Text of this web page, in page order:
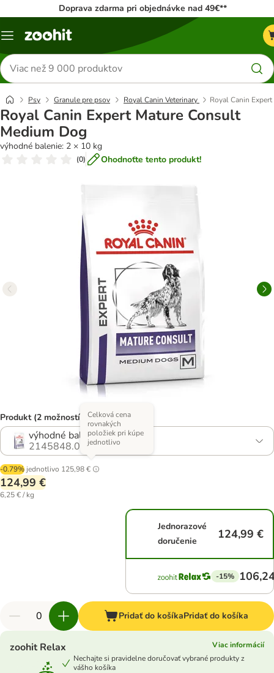
Doprava zdarma pri objednávke nad 49€**
Kategórie
Hľadať
produkty
Psy Granule pre psov Royal Canin Veterinary Royal Canin
Royal Canin Expert Mature Consult
Medium Dog
výhodné balenie: 2 × 10 kg
(0) Ohodnoťte tento produkt!
Produkt (2 možností)
výhodné balenie: 2 × 10 kg
2145848.0
-0.79% jednotlivo 125,98 €
Celková cena
rovnakých
položiek pri kúpe
jednotlivo
124,99 €
6,25 € / kg
Jednorazové
doručenie
124,99 €
-15%
Pridať do košíkaPridať do košíka
zoohit Relax
Viac informácií
Nechajte si pravidelne doručovať vybrané produkty z
vášho košíka